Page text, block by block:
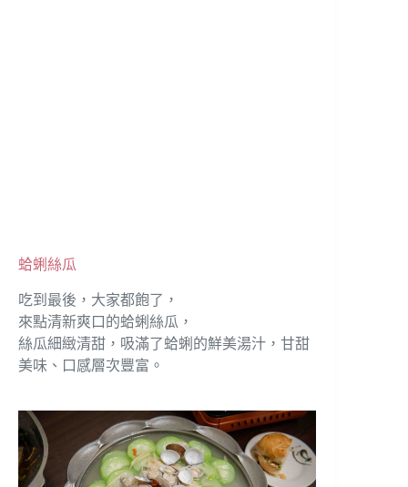
蛤蜊絲瓜
吃到最後，大家都飽了，
來點清新爽口的蛤蜊絲瓜，
絲瓜細緻清甜，吸滿了蛤蜊的鮮美湯汁，甘甜
美味、口感層次豐富。